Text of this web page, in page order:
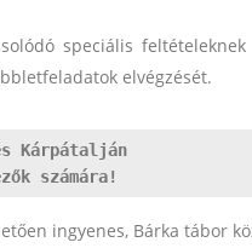
speciális
elvégzését.
Kárpátalján
számára!
ingyenes, Bárka tábor